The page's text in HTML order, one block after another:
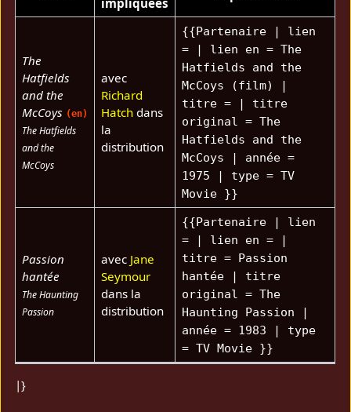
The
Hatfields
and the
McCoys (en)
The Hatfields
and the
McCoys
avec
Richard
Hatchdans
la
distribution
{{Partenaire | lien
= | lien en = The
Hatfields and the
McCoys (film) |
titre = | titre
original = The
Hatfields and the
McCoys | année =
1975 | type = TV
Movie }}
Passion
hantée
The Haunting
Passion
avec Jane
Seymour
dans la
distribution
{{Partenaire | lien
= | lien en = |
titre = Passion
hantée | titre
original = The
Haunting Passion |
année = 1983 | type
= TV Movie }}
|}